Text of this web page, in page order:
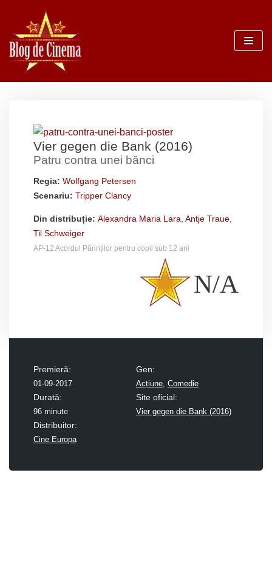
Sari
la
conținut
Vier gegen die Bank (2016)
Patru contra unei bănci
Regia: Wolfgang Petersen
Scenariu: Tripper Clancy
Din distribuție: Alexandra Maria Lara Antje Traue
Til Schweiger
AP-12 Acordul Părinților pentru copii sub 12 ani
N/A
Premieră:
01-09-2017
Gen:
Acțiune Comedie
Durată:
96 minute
Site oficial:
Vier gegen die Bank (2016)
Distribuitor:
Cine Europa